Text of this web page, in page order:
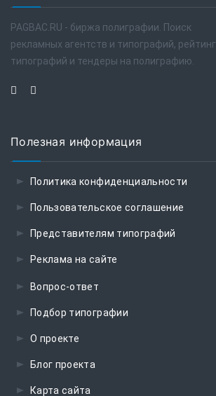
PAGBAC.RU - биржа полиграфии. Поиск
рекламных агентств и типографий, рейтинг
типографий и тендеры на полиграфию.
Полезная информация
Политика конфиденциальности
Пользовательское соглашение
Представителям типографий
Реклама на сайте
Вопрос-ответ
Подбор типографии
О проекте
Блог проекта
Карта сайта